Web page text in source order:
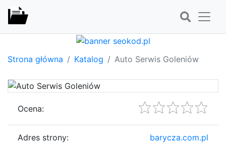
Strona główna Katalog Auto Serwis Goleniów
Ocena:
Adres strony: barycza.com.pl